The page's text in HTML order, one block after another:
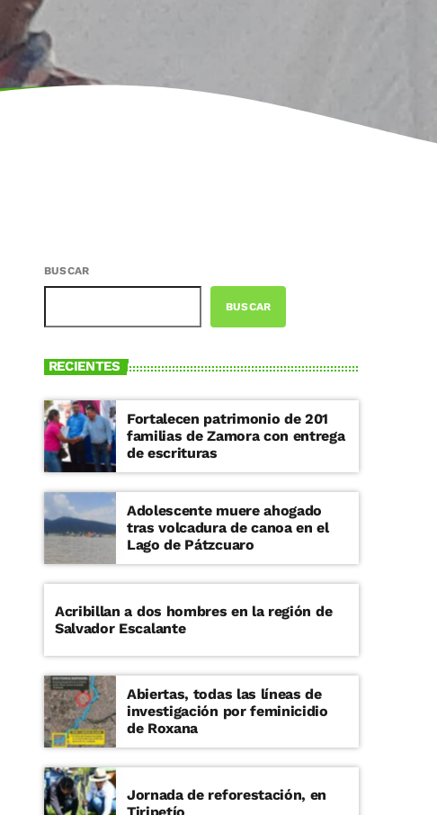
BUSCAR
BUSCAR
RECIENTES
Fortalecen patrimonio de 201
familias de Zamora con entrega
de escrituras
Adolescente muere ahogado
tras volcadura de canoa en el
Lago de Pátzcuaro
Acribillan a dos hombres en la región de
Salvador Escalante
Abiertas, todas las líneas de
investigación por feminicidio
de Roxana
Jornada de reforestación, en
Tiripetío